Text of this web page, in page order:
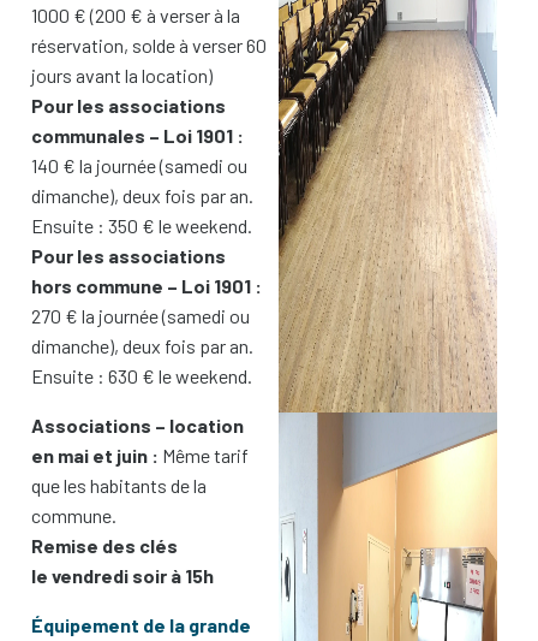
1000 € (200 € à verser à la
réservation, solde à verser 60
jours avant la location)
Pour les associations
communales – Loi 1901 :
140 € la journée (samedi ou
dimanche), deux fois par an.
Ensuite : 350 € le weekend.
Pour les associations
hors commune – Loi 1901 :
270 € la journée (samedi ou
dimanche), deux fois par an.
Ensuite : 630 € le weekend.
Associations – location
en mai et juin : Même tarif
que les habitants de la
commune.
Remise des clés
le vendredi soir à 15h
Équipement de la grande